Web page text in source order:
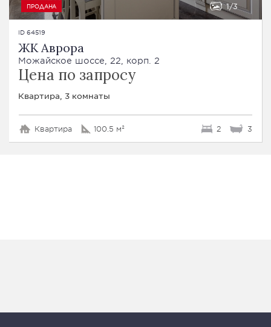
ПРОДАНА 1 3
ID 64519
ЖК Аврора
Можайское шоссе, 22, корп. 2
Цена по запросу
Квартира, 3 комнаты
Квартира 100.5 м² 2 3